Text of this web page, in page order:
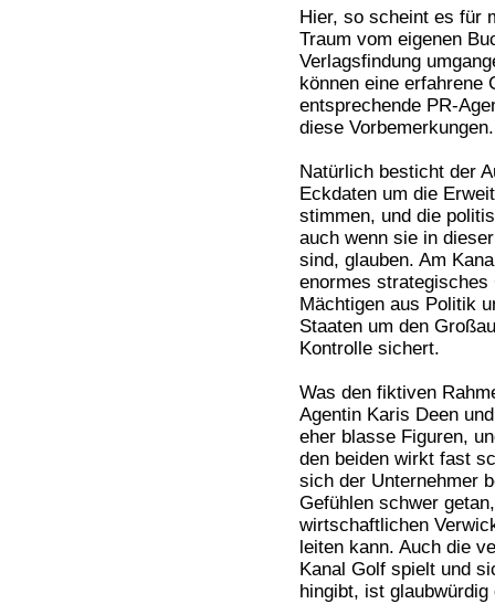
Hier, so scheint es für
Traum vom eigenen
Verlagsfindung
können eine erfahrene
entsprechende PR-
diese Vorbemerkungen.
Natürlich besticht der
Eckdaten um die
stimmen, und die
auch wenn sie in
sind, glauben. Am
enormes
Mächtigen aus Politik
Staaten um den
Kontrolle sichert.
Was den fiktiven
Agentin Karis Deen
eher blasse Figuren,
den beiden wirkt fast
sich der Unternehmer
Gefühlen schwer
wirtschaftlichen
leiten kann. Auch die
Kanal Golf spielt und
hingibt, ist glaubwürdig